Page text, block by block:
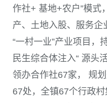
作社+ 基地+农户”模式
产、土地入股、服务企
“一村一业”产业项目，
民生综合体注入“ 源头
领办合作社67家， 规
67处，全镇67个行政